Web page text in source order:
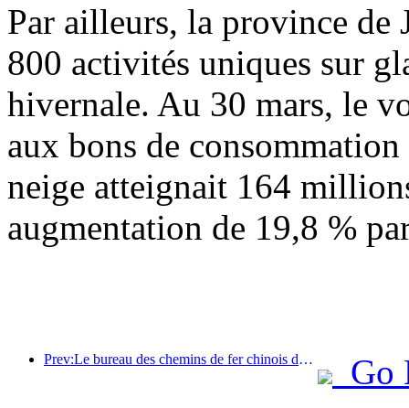
Par ailleurs, la province de
800 activités uniques sur
hivernale. Au 30 mars, le
aux bons de
neige atteignait 164
augmentation de 19,8 %
Prev:Le bureau des chemins de fer chinois de Pékin lance les transports pour les vacances de la fête de Qingming et prévoit de transporter 7,37 millions de passagers.
Go